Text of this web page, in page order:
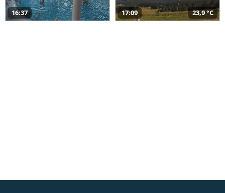
16:37 17:09 23,9 °C